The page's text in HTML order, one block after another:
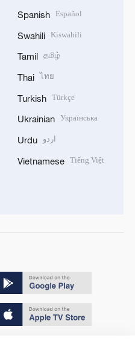
Spanish Español
Swahili Kiswahili
Tamil தமிழ்
Thai ไทย
Turkish Türkçe
Ukrainian Українська
Urdu اردو
Vietnamese Tiếng Việt